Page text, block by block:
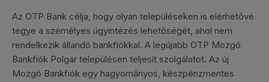
Az OTP Bank célja, hogy olyan településeken is elérhetővé
tegye a személyes ügyintézés lehetőségét, ahol nem
rendelkezik állandó bankfiókkal. A legújabb OTP Mozgó
Bankfiók Polgár településen teljesít szolgálatot. Az új
Mozgó Bankfiók egy hagyományos, készpénzmentes